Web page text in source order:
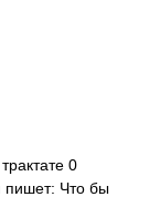
0
пишет: Что бы